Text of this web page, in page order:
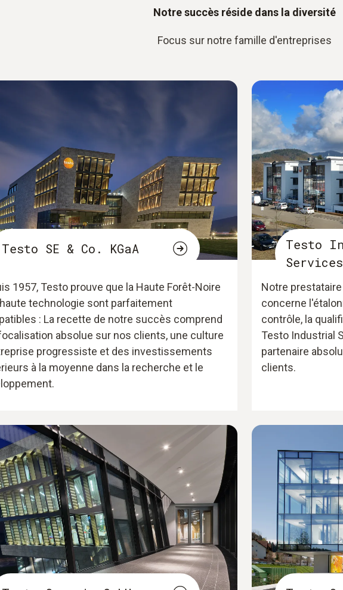
Notre succès réside dans la diversité
Focus sur notre famille d'entreprises
Testo SE & Co. KGaA
1957, Testo prouve que la Haute Forêt-Noire
technologie sont parfaitement
: La recette de notre succès comprend
absolue sur nos clients, une culture
progressiste et des investissements
à la moyenne dans la recherche et le
Testo
Services
Notre
concerne
contrôle, la
Testo Industrial
partenaire
clients.